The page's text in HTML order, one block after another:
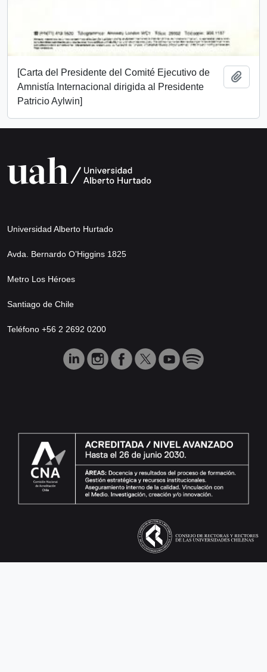
[Carta del Presidente del Comité Ejecutivo de
Amnistía Internacional dirigida al Presidente
Patricio Aylwin]
Universidad Alberto Hurtado
Avda. Bernardo O’Higgins 1825
Metro Los Héroes
Santiago de Chile
Teléfono +56 2 2692 0200